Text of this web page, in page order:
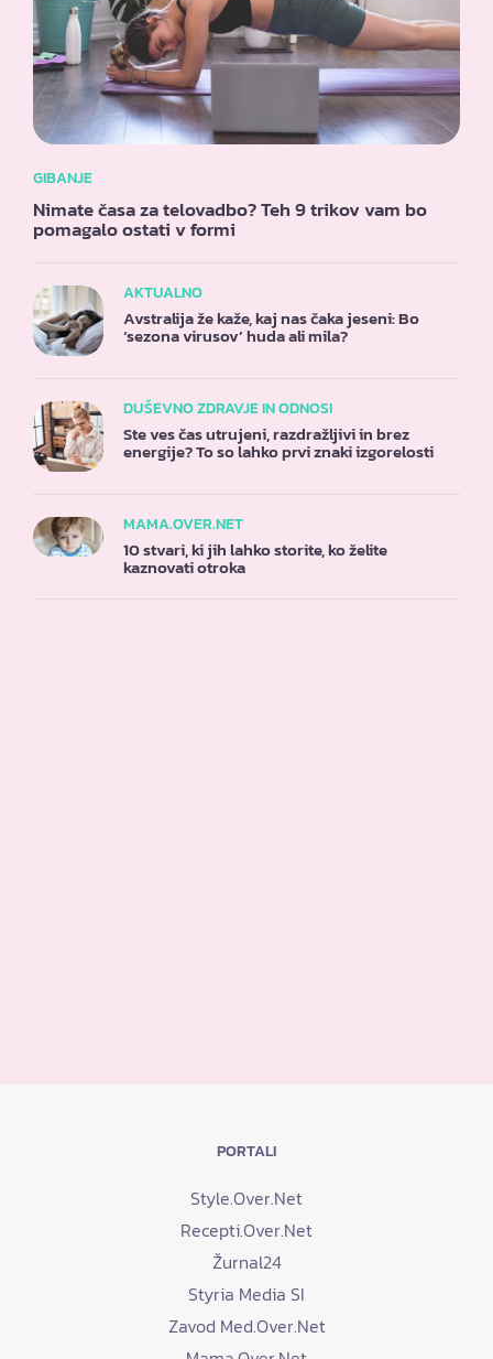
GIBANJE
Nimate časa za telovadbo? Teh 9 trikov vam bo
pomagalo ostati v formi
AKTUALNO
Avstralija že kaže, kaj nas čaka jeseni: Bo
‘sezona virusov’ huda ali mila?
DUŠEVNO ZDRAVJE IN ODNOSI
Ste ves čas utrujeni, razdražljivi in brez
energije? To so lahko prvi znaki izgorelosti
MAMA.OVER.NET
10 stvari, ki jih lahko storite, ko želite
kaznovati otroka
PORTALI
Style.Over.Net
Recepti.Over.Net
Žurnal24
Styria Media SI
Zavod Med.Over.Net